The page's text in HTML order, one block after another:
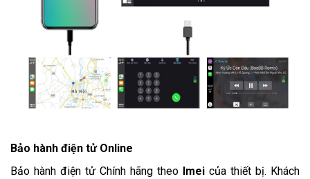
Bảo hành điện tử Online
Bảo hành điện tử Chính hãng theo Imei của thiết bị. Khách